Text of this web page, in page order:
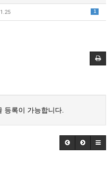
1
등록이 가능합니다.